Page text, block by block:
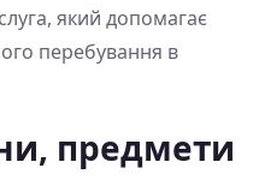
який допомагає
перебування в
предмети